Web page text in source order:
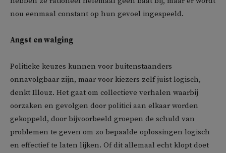
nou eenmaal constant op hun gevoel ingespeeld.
Angst en walging
Politieke keuzes kunnen voor buitenstaanders
onnavolgbaar zijn, maar voor kiezers zelf juist logisch,
denkt Illouz. Het gaat om collectieve verhalen waarbij
oorzaken en gevolgen door politici aan elkaar worden
gekoppeld, door bijvoorbeeld groepen de schuld van
problemen te geven om zo bepaalde oplossingen logisch
en effectief te laten lijken. Of dit allemaal echt klopt doet